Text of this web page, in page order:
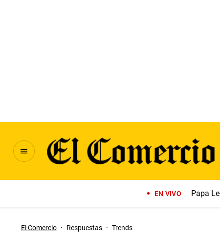
EN VIVO Papa
El Comercio · Respuestas · Trends